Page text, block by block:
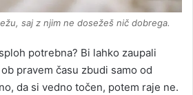
saj z njim ne dosežeš nič dobrega.
potrebna? Bi lahko zaupali
pravem času zbudi samo od
da si vedno točen, potem raje ne.